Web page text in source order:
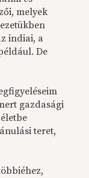
melyek
indiai, a
De
gazdasági
teret,